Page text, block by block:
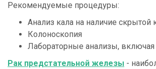
Рекомендуемые процедуры:
Анализ кала на наличие скрытой
Колоноскопия
Лабораторные анализы,
Рак предстательной железы -